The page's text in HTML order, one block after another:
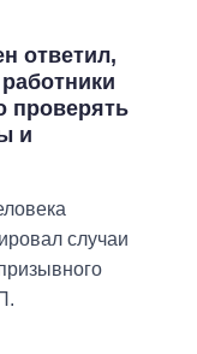
ответил,
проверять
и
случаи